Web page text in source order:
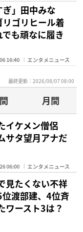
ぎ」田中みな
ゴリヒール着
も頑なに履き
16:40 エンタメニュース
最終更新：2026/08/07 08:00
月間
イケメン僧侶
タ望月アナだ
06:00 エンタメニュース
見たくない不祥
渡部建、4位斉
ワースト3は？